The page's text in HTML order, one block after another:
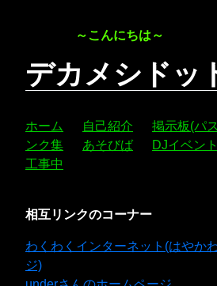
～こんにちは～
デカメシドッ
ホーム 自己紹介 掲示板(パ
ンク集
あそびば DJイベン
工事中
相互リンクのコーナー
わくわくインターネット(はやか
ジ)